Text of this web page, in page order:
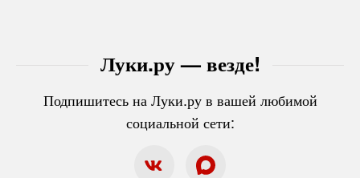
Луки.ру — везде!
Подпишитесь на Луки.ру в вашей любимой
социальной сети: